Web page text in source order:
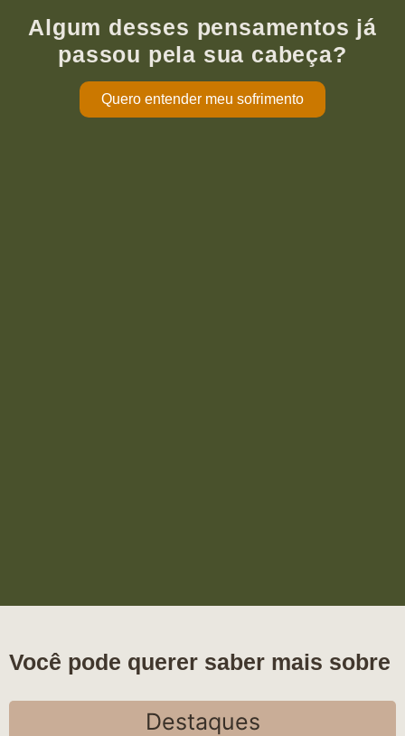
Algum desses pensamentos já
passou pela sua cabeça?
Quero entender meu sofrimento
Você pode querer saber mais sobre
Destaques